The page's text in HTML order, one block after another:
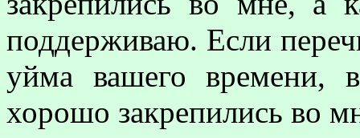
поддерживаю. Если
уйма вашего времени,
хорошо закрепились во